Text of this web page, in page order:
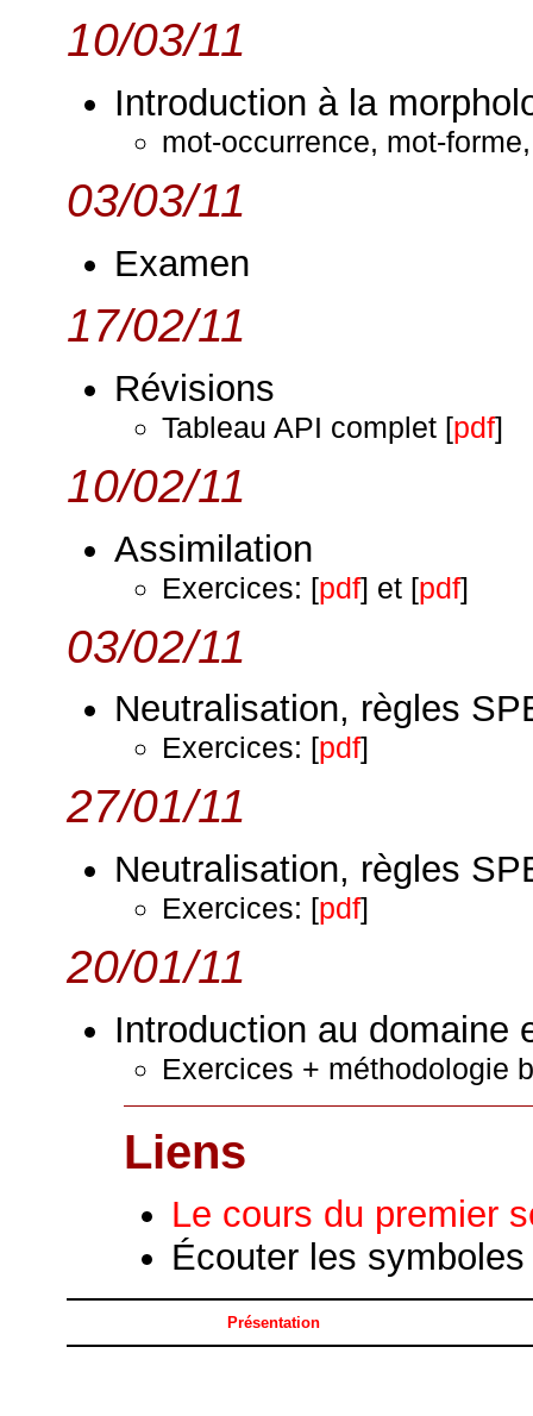
10/03/11
Introduction à la
mot-occurrence, mot-
03/03/11
Examen
17/02/11
Révisions
Tableau API complet [pdf]
10/02/11
Assimilation
Exercices: [pdf] et [pdf]
03/02/11
Neutralisation, règles
Exercices: [pdf]
27/01/11
Neutralisation, règles
Exercices: [pdf]
20/01/11
Introduction au domaine
Exercices + méthodologie
Liens
Le cours du premier
Écouter les
Présentation